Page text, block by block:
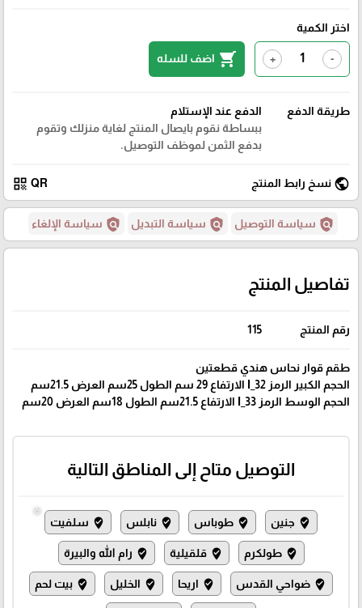
اختر الكمية
-
+
shopping_cart اضف للسله
طريقة الدفع
الدفع عند الإستلام
ببساطة نقوم بايصال المنتج لغاية منزلك وتقوم
بدفع الثمن لموظف التوصيل.
public نسخ رابط المنتج QR
qr_code
policy سياسة التوصيل policy سياسة التبديل policy سياسة الإلغاء
تفاصيل المنتج
رقم المنتج 115
طقم قوار نحاس هندي قطعتين
الحجم الكبير الرمز I_32 الارتفاع 29 سم الطول 25سم العرض 21.5سم
الحجم الوسط الرمز I_33 الارتفاع 21.5سم الطول 18سم العرض 20سم
التوصيل متاح إلى المناطق التالية
where_to_vote جنين where_to_vote طوباس where_to_vote نابلس where_to_vote سلفيت
where_to_vote طولكرم where_to_vote قلقيلية where_to_vote رام الله والبيرة
where_to_vote ضواحي القدس where_to_vote اريحا where_to_vote الخليل where_to_vote بيت لحم